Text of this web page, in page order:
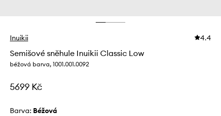
Inuikii 4.4
Semišové sněhule Inuikii Classic Low
béžová barva, 1001.001.0092
5699 Kč
Barva: béžová